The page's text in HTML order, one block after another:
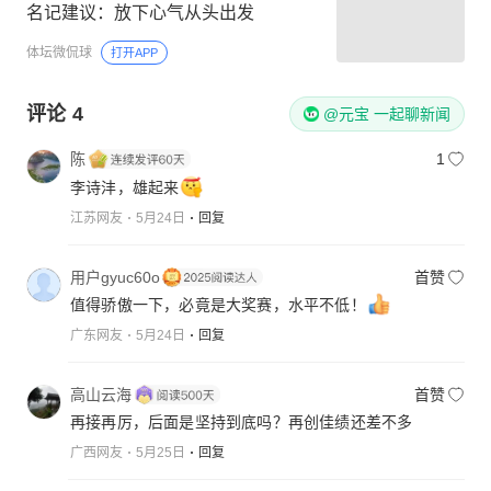
名记建议：放下心气从头出发
体坛微侃球 打开APP
评论 4 @元宝 一起聊新闻
陈
1
李诗沣，雄起来
江苏网友 5月24日 回复
用户gyuc60o
首赞
值得骄傲一下，必竟是大奖赛，水平不低！
广东网友 5月24日 回复
高山云海
首赞
再接再厉，后面是坚持到底吗？再创佳绩还差不多
广西网友 5月25日 回复